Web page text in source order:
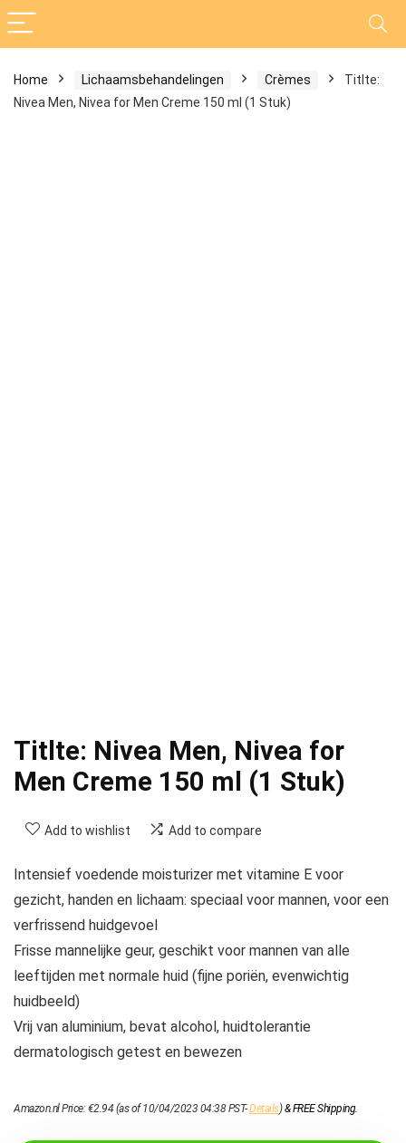
Home Lichaamsbehandelingen Crèmes
Titlte:
Nivea Men, Nivea for Men Creme 150 ml (1 Stuk)
Titlte: Nivea Men, Nivea for
Men Creme 150 ml (1 Stuk)
Add to wishlist Add to compare
Intensief voedende moisturizer met vitamine E voor
gezicht, handen en lichaam: speciaal voor mannen, voor een
verfrissend huidgevoel
Frisse mannelijke geur, geschikt voor mannen van alle
leeftijden met normale huid (fijne poriën, evenwichtig
huidbeeld)
Vrij van aluminium, bevat alcohol, huidtolerantie
dermatologisch getest en bewezen
Amazon.nl Price:€2.94 (as of 10/04/2023 04:38 PST-Details)&FREE Shipping.